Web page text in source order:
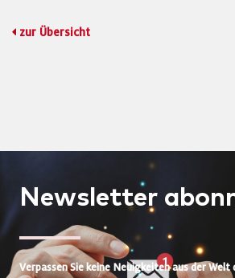
zur Übersicht
Newsletter
Verpassen Sie keine Neuigkeiten aus der Welt